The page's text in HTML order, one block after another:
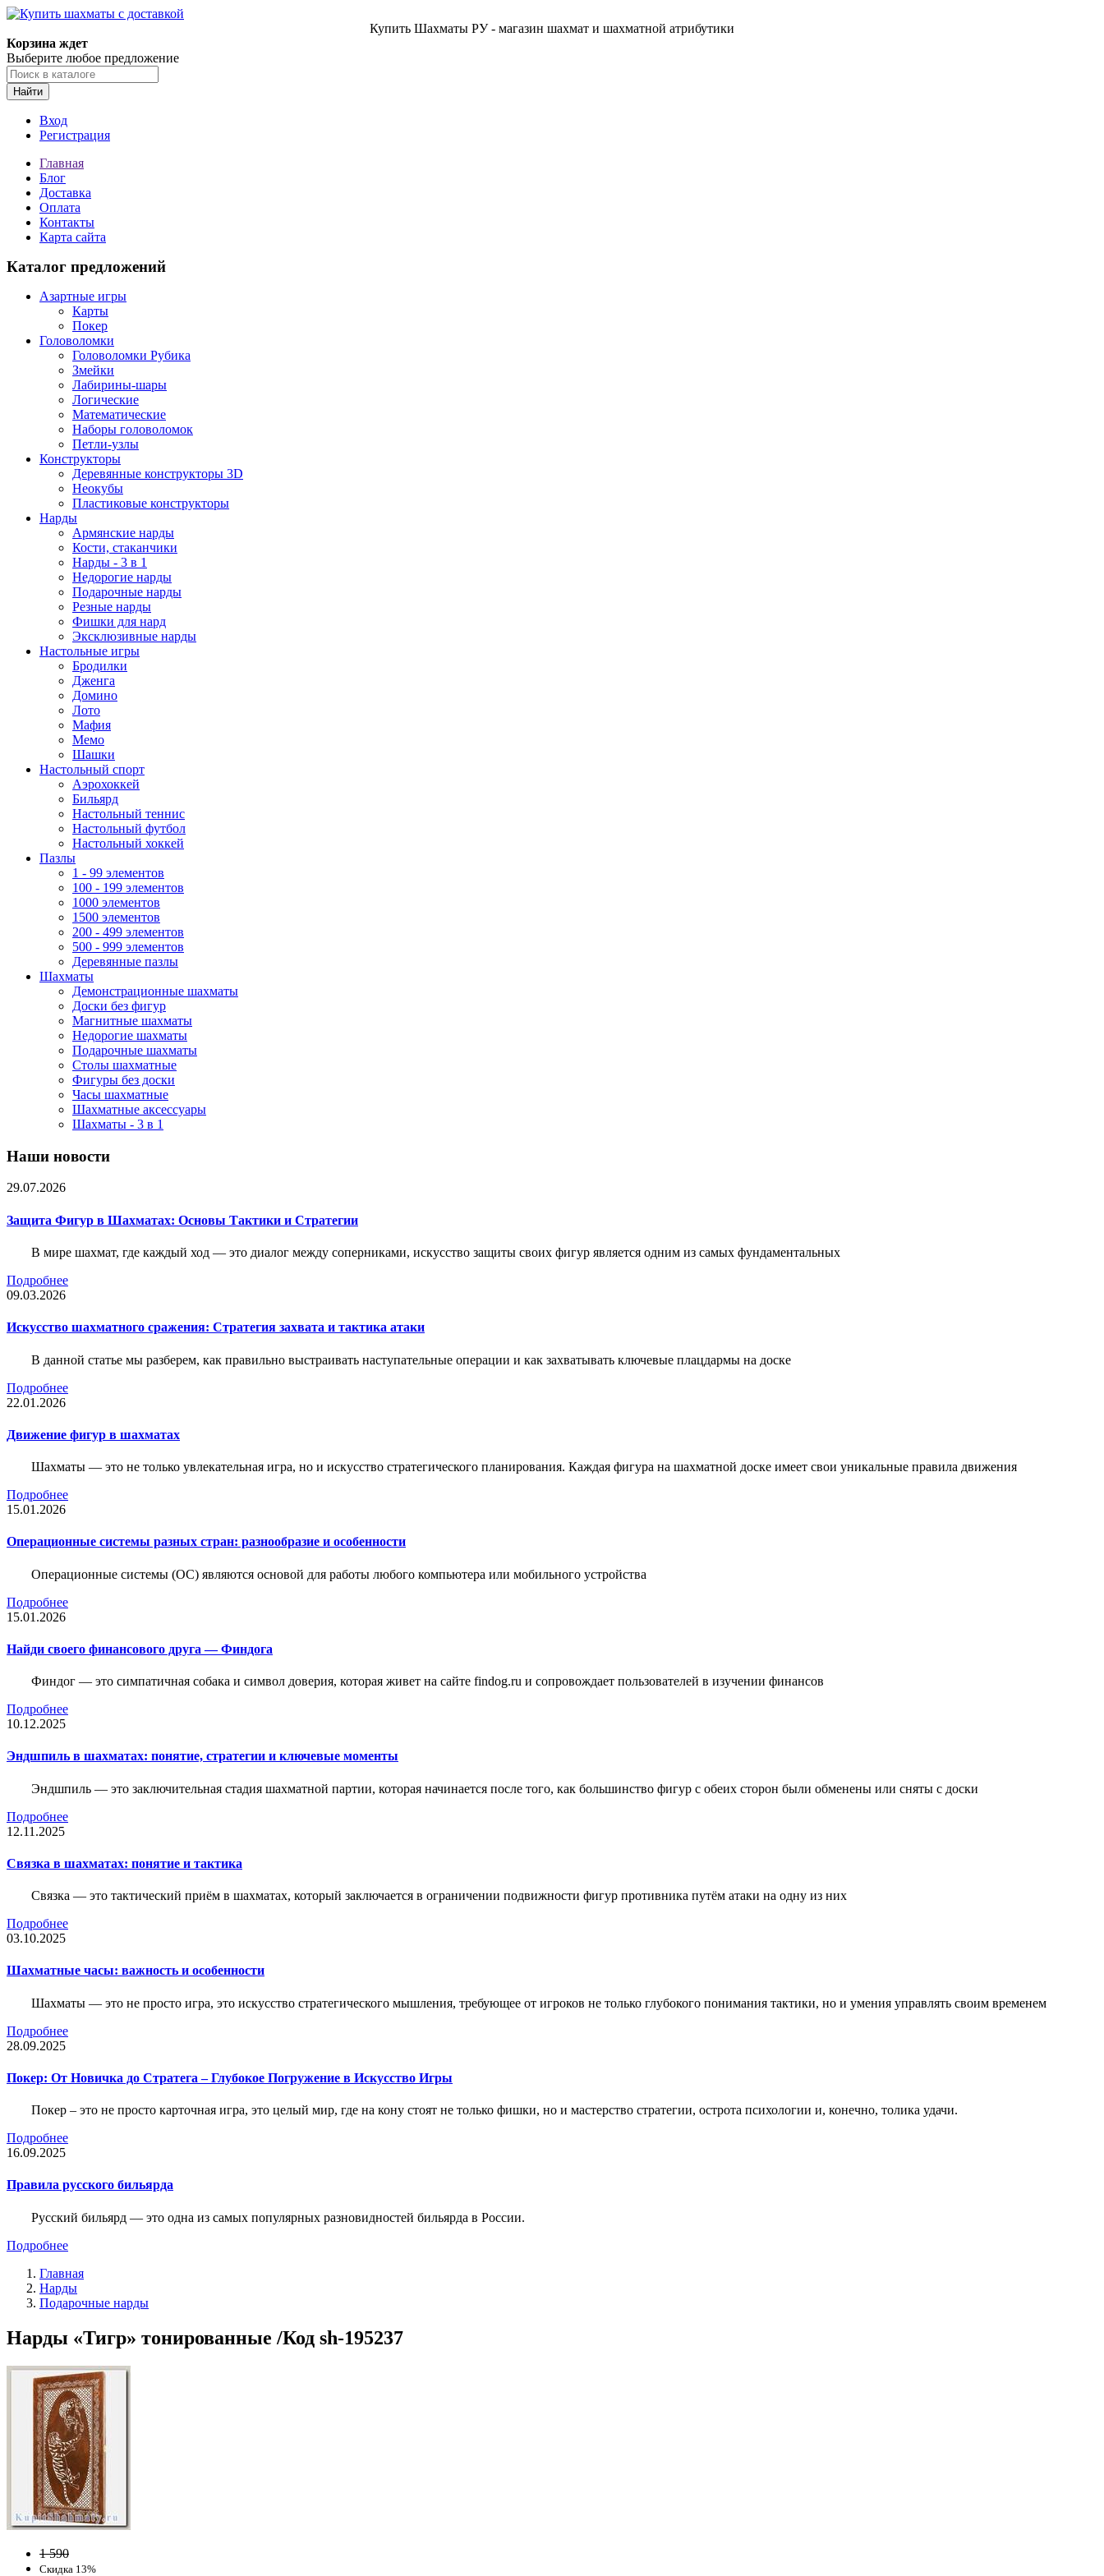
Купить Шахматы РУ - магазин шахмат и шахматной атрибутики
Корзина ждет
Выберите любое предложение
Найти
Вход
Регистрация
Главная
Блог
Доставка
Оплата
Контакты
Карта сайта
Каталог предложений
Азартные игры
Карты
Покер
Головоломки
Головоломки Рубика
Змейки
Лабирины-шары
Логические
Математические
Наборы головоломок
Петли-узлы
Конструкторы
Деревянные конструкторы 3D
Неокубы
Пластиковые конструкторы
Нарды
Армянские нарды
Кости, стаканчики
Нарды - 3 в 1
Недорогие нарды
Подарочные нарды
Резные нарды
Фишки для нард
Эксклюзивные нарды
Настольные игры
Бродилки
Дженга
Домино
Лото
Мафия
Мемо
Шашки
Настольный спорт
Аэрохоккей
Бильярд
Настольный теннис
Настольный футбол
Настольный хоккей
Пазлы
1 - 99 элементов
100 - 199 элементов
1000 элементов
1500 элементов
200 - 499 элементов
500 - 999 элементов
Деревянные пазлы
Шахматы
Демонстрационные шахматы
Доски без фигур
Магнитные шахматы
Недорогие шахматы
Подарочные шахматы
Столы шахматные
Фигуры без доски
Часы шахматные
Шахматные аксессуары
Шахматы - 3 в 1
Наши новости
29.07.2026
Защита Фигур в Шахматах: Основы Тактики и Стратегии
В мире шахмат, где каждый ход — это диалог между соперниками, искусство защиты своих фигур является одним из самых фундаментальных
Подробнее
09.03.2026
Искусство шахматного сражения: Стратегия захвата и тактика атаки
В данной статье мы разберем, как правильно выстраивать наступательные операции и как захватывать ключевые плацдармы на доске
Подробнее
22.01.2026
Движение фигур в шахматах
Шахматы — это не только увлекательная игра, но и искусство стратегического планирования. Каждая фигура на шахматной доске имеет свои уникальные правила движения
Подробнее
15.01.2026
Операционные системы разных стран: разнообразие и особенности
Операционные системы (ОС) являются основой для работы любого компьютера или мобильного устройства
Подробнее
15.01.2026
Найди своего финансового друга — Финдога
Финдог — это симпатичная собака и символ доверия, которая живет на сайте findog.ru и сопровождает пользователей в изучении финансов
Подробнее
10.12.2025
Эндшпиль в шахматах: понятие, стратегии и ключевые моменты
Эндшпиль — это заключительная стадия шахматной партии, которая начинается после того, как большинство фигур с обеих сторон были обменены или сняты с доски
Подробнее
12.11.2025
Связка в шахматах: понятие и тактика
Связка — это тактический приём в шахматах, который заключается в ограничении подвижности фигур противника путём атаки на одну из них
Подробнее
03.10.2025
Шахматные часы: важность и особенности
Шахматы — это не просто игра, это искусство стратегического мышления, требующее от игроков не только глубокого понимания тактики, но и умения управлять своим временем
Подробнее
28.09.2025
Покер: От Новичка до Стратега – Глубокое Погружение в Искусство Игры
Покер – это не просто карточная игра, это целый мир, где на кону стоят не только фишки, но и мастерство стратегии, острота психологии и, конечно, толика удачи.
Подробнее
16.09.2025
Правила русского бильярда
Русский бильярд — это одна из самых популярных разновидностей бильярда в России.
Подробнее
Главная
Нарды
Подарочные нарды
Нарды «Тигр» тонированные /Код sh-195237
1 590
Скидка 13%